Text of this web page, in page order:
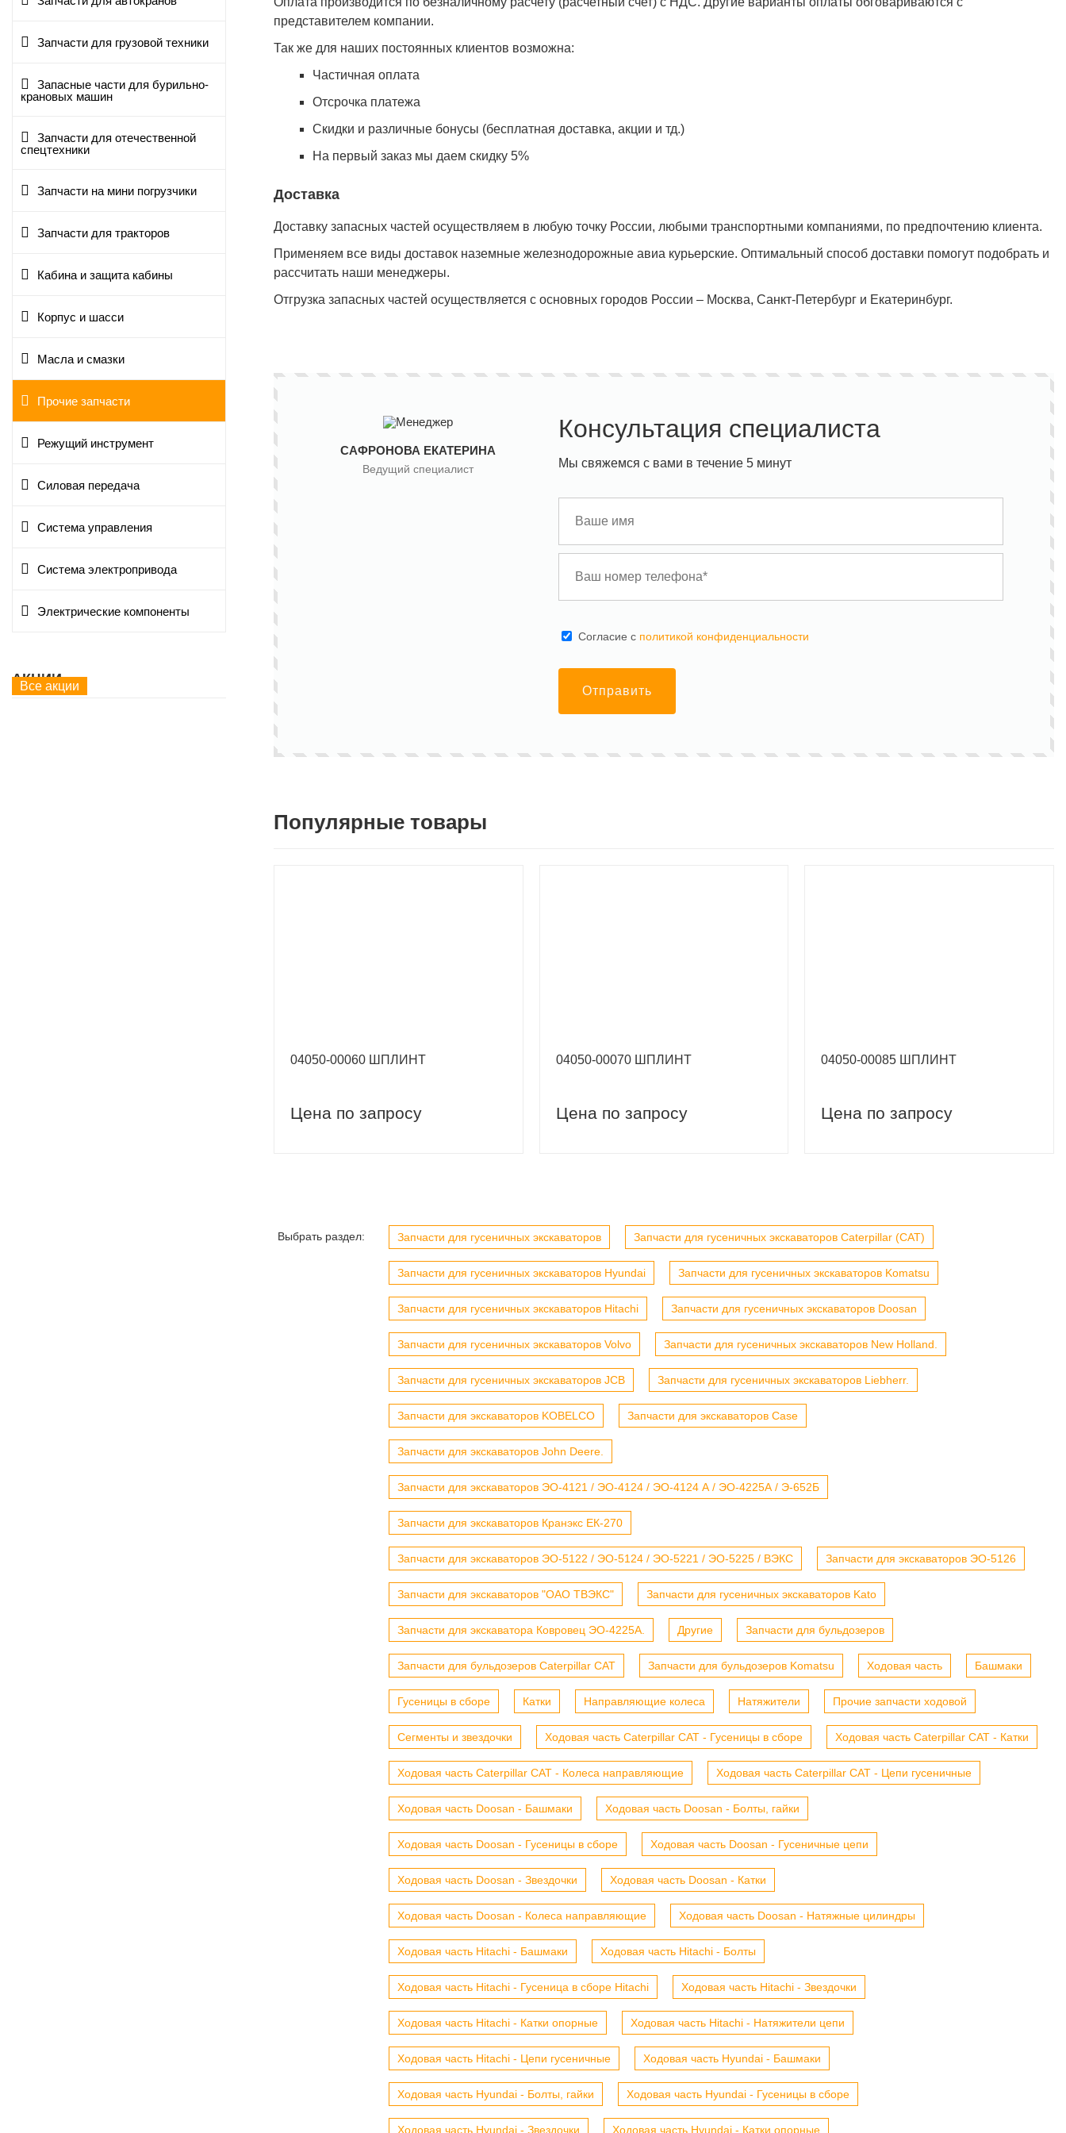
Запчасти для грузовой техники
Запасные части для бурильно-
крановых машин
Запчасти для отечественной
спецтехники
Запчасти на мини погрузчики
Запчасти для тракторов
Кабина и защита кабины
Корпус и шасси
Масла и смазки
Прочие запчасти
Режущий инструмент
Силовая передача
Система управления
Система электропривода
Электрические компоненты
АКЦИИ
Все акции
представителем компании.
Так же для наших постоянных клиентов возможна:
Частичная оплата
Отсрочка платежа
Cкидки и различные бонусы (бесплатная доставка, акции и тд.)
На первый заказ мы даем скидку 5%
Доставка
Доставку запасных частей осуществляем в любую точку России, любыми транспортными компаниями, по предпочтению клиента.
Применяем все виды доставок наземные железнодорожные авиа курьерские. Оптимальный способ доставки помогут подобрать и
рассчитать наши менеджеры.
Отгрузка запасных частей осуществляется с основных городов России – Москва, Санкт-Петербург и Екатеринбург.
САФРОНОВА ЕКАТЕРИНА
Ведущий специалист
Консультация специалиста
Мы свяжемся с вами в течение 5 минут
Cогласие с политикой конфиденциальности
Отправить
Популярные товары
04050-00060 ШПЛИНТ
Цена по запросу
04050-00070 ШПЛИНТ
Цена по запросу
04050-00085 ШПЛИНТ
Цена по запросу
Выбрать раздел: Запчасти для гусеничных экскаваторов Запчасти для гусеничных экскаваторов Caterpillar (CAT)
Запчасти для гусеничных экскаваторов Hyundai Запчасти для гусеничных экскаваторов Komatsu
Запчасти для гусеничных экскаваторов Hitachi Запчасти для гусеничных экскаваторов Doosan
Запчасти для гусеничных экскаваторов Volvo Запчасти для гусеничных экскаваторов New Holland.
Запчасти для гусеничных экскаваторов JCB Запчасти для гусеничных экскаваторов Liebherr.
Запчасти для экскаваторов KOBELCO Запчасти для экскаваторов Case
Запчасти для экскаваторов John Deere.
Запчасти для экскаваторов ЭО-4121 / ЭО-4124 / ЭО-4124 А / ЭО-4225А / Э-652Б
Запчасти для экскаваторов Кранэкс ЕК-270
Запчасти для экскаваторов ЭО-5122 / ЭО-5124 / ЭО-5221 / ЭО-5225 / ВЭКС Запчасти для экскаваторов ЭО-5126
Запчасти для экскаваторов "ОАО ТВЭКС" Запчасти для гусеничных экскаваторов Kato
Запчасти для экскаватора Ковровец ЭО-4225А. Другие Запчасти для бульдозеров
Запчасти для бульдозеров Caterpillar CAT Запчасти для бульдозеров Komatsu Ходовая часть Башмаки
Гусеницы в сборе Катки Направляющие колеса Натяжители Прочие запчасти ходовой
Сегменты и звездочки Ходовая часть Caterpillar CAT - Гусеницы в сборе Ходовая часть Caterpillar CAT - Катки
Ходовая часть Caterpillar CAT - Колеса направляющие Ходовая часть Caterpillar CAT - Цепи гусеничные
Ходовая часть Doosan - Башмаки Ходовая часть Doosan - Болты, гайки
Ходовая часть Doosan - Гусеницы в сборе Ходовая часть Doosan - Гусеничные цепи
Ходовая часть Doosan - Звездочки Ходовая часть Doosan - Катки
Ходовая часть Doosan - Колеса направляющие Ходовая часть Doosan - Натяжные цилиндры
Ходовая часть Hitachi - Башмаки Ходовая часть Hitachi - Болты
Ходовая часть Hitachi - Гусеница в сборе Hitachi Ходовая часть Hitachi - Звездочки
Ходовая часть Hitachi - Катки опорные Ходовая часть Hitachi - Натяжители цепи
Ходовая часть Hitachi - Цепи гусеничные Ходовая часть Hyundai - Башмаки
Ходовая часть Hyundai - Болты, гайки Ходовая часть Hyundai - Гусеницы в сборе
Ходовая часть Hyundai - Звездочки Ходовая часть Hyundai - Катки опорные